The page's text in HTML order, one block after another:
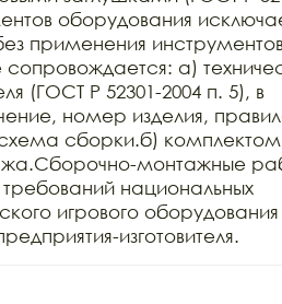
оборудования
применения
сопровождается: а)
(ГОСТ Р 52301-2004 п. 5), в
номер изделия,
сборки.б) комплектом
монтажные
национальных
игрового
изготовителя.